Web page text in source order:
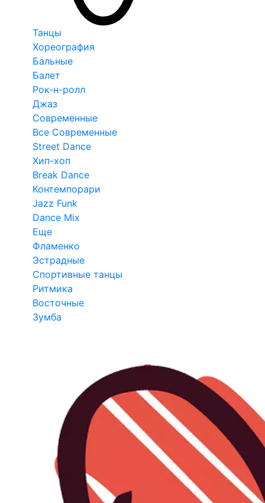
Танцы
Хореография
Бальные
Балет
Рок-н-ролл
Джаз
Современные
Все Современные
Street Dance
Хип-хоп
Break Dance
Контемпорари
Jazz Funk
Dance Mix
Еще
Фламенко
Эстрадные
Спортивные танцы
Ритмика
Восточные
Зумба